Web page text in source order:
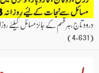
درود تاج،ہر قسم کے جائز مسائل کیلئے
(4,631)